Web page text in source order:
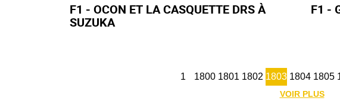
F1 - OCON ET LA CASQUETTE DRS À
SUZUKA
F1 -
1 1800 1801 1802 1803 1804 1805
VOIR PLUS